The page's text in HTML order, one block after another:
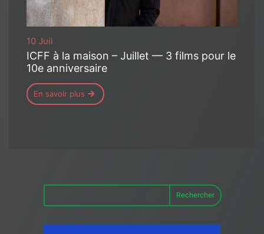
10 Juil
ICFF à la maison – Juillet — 3 films pour le
10e anniversaire
En savoir plus
Rechercher